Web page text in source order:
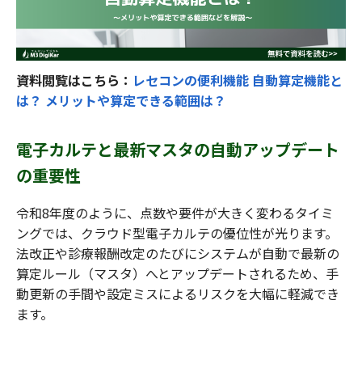
資料閲覧はこちら： レセコンの便利機能 自動算定機能と
は？ メリットや算定できる範囲は？
電子カルテと最新マスタの自動アップデート
の重要性
令和8年度のように、点数や要件が大きく変わるタイミ
ングでは、クラウド型電子カルテの優位性が光ります。
法改正や診療報酬改定のたびにシステムが自動で最新の
算定ルール（マスタ）へとアップデートされるため、手
動更新の手間や設定ミスによるリスクを大幅に軽減でき
ます。